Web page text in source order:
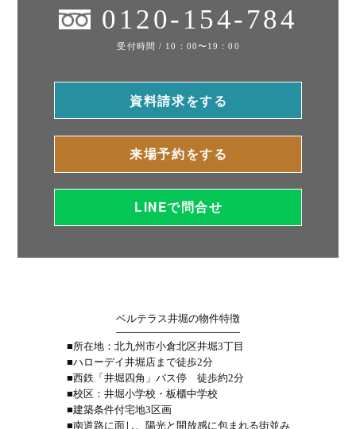
0120-154-784
受付時間 / 10：00〜19：00
資料請求をする
来場予約をする
LINEで問合せ
ベルテラス井堀の物件特徴
■所在地：北九州市小倉北区井堀3丁目
■ハローデイ井堀店まで徒歩2分
■西鉄「井堀四角」バス停 徒歩約2分
■校区：井堀小学校・板櫃中学校
■建築条件付宅地3区画
■南道路に面し、陽光と開放感に包まれる街並み